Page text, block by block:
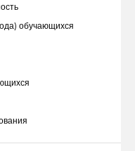
обучающихся